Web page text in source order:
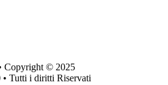
Copyright © 2025
Tutti i diritti Riservati